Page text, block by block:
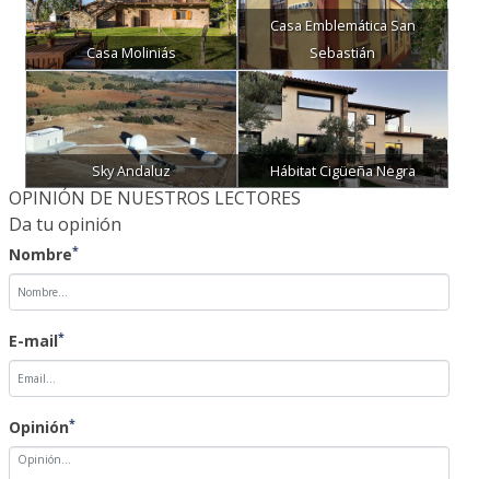
Casa Moliniás
Sebastián
Sky Andaluz Hábitat Cigüeña Negra
OPINIÓN DE NUESTROS LECTORES
Da tu opinión
Nombre *
E-mail*
Opinión